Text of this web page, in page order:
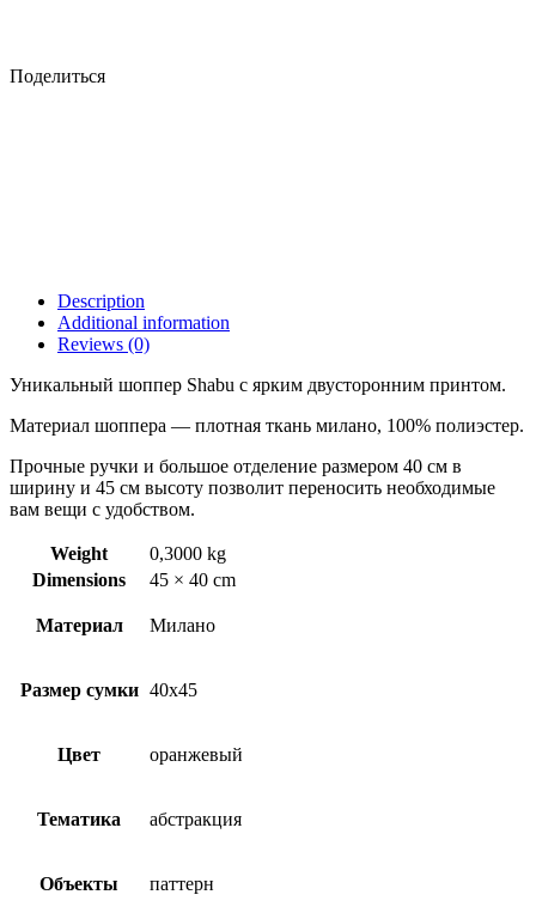
Поделиться
Description
Additional information
Reviews (0)
Уникальный шоппер Shabu с ярким двусторонним принтом.
Материал шоппера — плотная ткань милано, 100% полиэстер.
Прочные ручки и большое отделение размером 40 см в
ширину и 45 см высоту позволит переносить необходимые
вам вещи с удобством.
Weight
0,3000 kg
Dimensions
45 × 40 cm
Материал Милано
Размер сумки 40х45
Цвет оранжевый
Тематика абстракция
Объекты паттерн